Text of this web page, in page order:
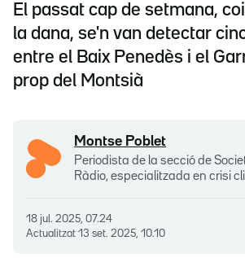
El passat cap de setmana,
la dana, se'n van detectar
entre el Baix Penedès i el
prop del Montsià
Montse Poblet
Periodista de la secció de
Ràdio, especialitzada en crisi
18 jul. 2025, 07.24
Actualitzat 13 set. 2025, 10.10